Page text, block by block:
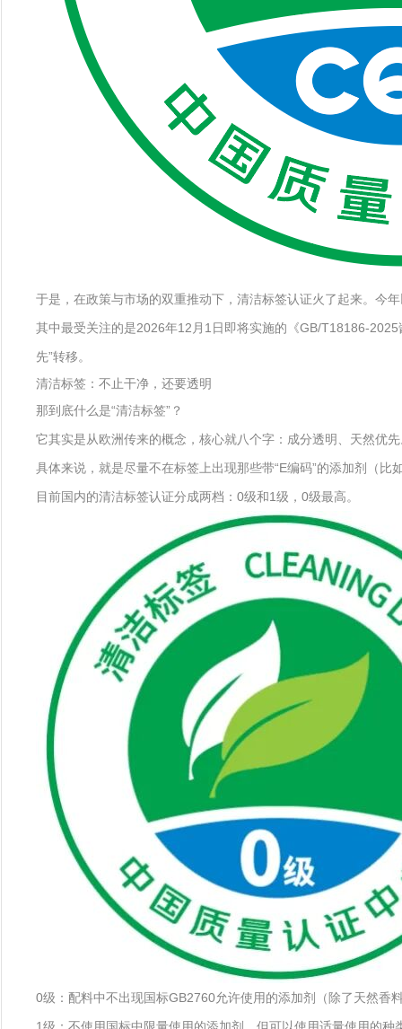
于是，在政策与市场的双重推动下，清洁标签认证火了起来。今
其中最受关注的是2026年12月1日即将实施的《GB/T18186-
先”转移。
清洁标签：不止干净，还要透明
那到底什么是“清洁标签”？
它其实是从欧洲传来的概念，核心就八个字：成分透明、天然优
具体来说，就是尽量不在标签上出现那些带“E编码”的添加剂（
目前国内的清洁标签认证分成两档：0级和1级，0级最高。
0级：配料中不出现国标GB2760允许使用的添加剂（除了天然香